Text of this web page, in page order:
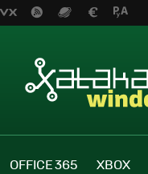
OFFICE 365 XBOX